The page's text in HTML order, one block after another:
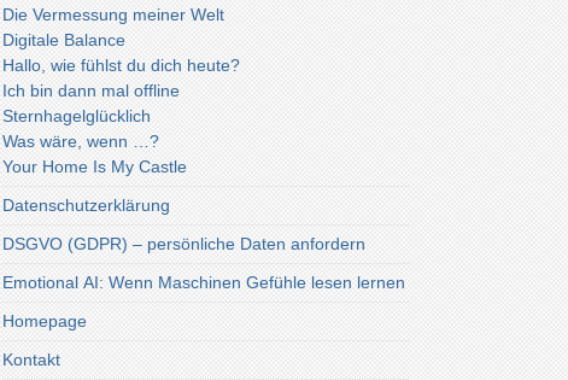
Die Vermessung meiner Welt
Digitale Balance
Hallo, wie fühlst du dich heute?
Ich bin dann mal offline
Sternhagelglücklich
Was wäre, wenn …?
Your Home Is My Castle
Datenschutzerklärung
DSGVO (GDPR) – persönliche Daten anfordern
Emotional AI: Wenn Maschinen Gefühle lesen lernen
Homepage
Kontakt